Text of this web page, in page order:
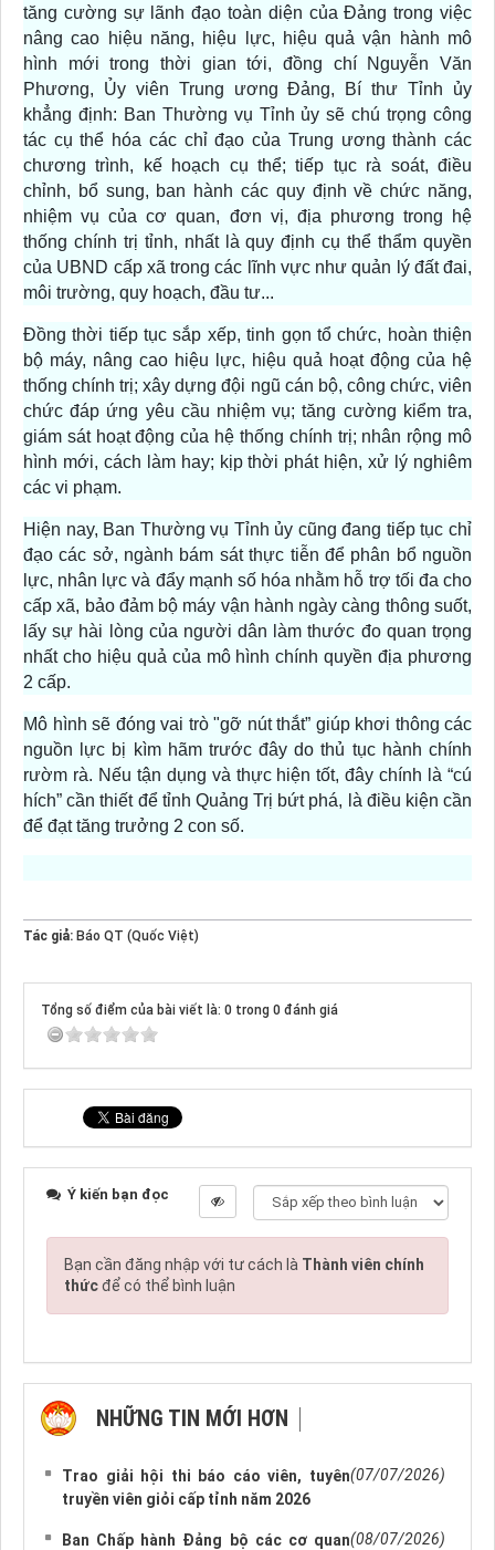
tăng cường sự lãnh đạo toàn diện của Đảng trong việc
nâng cao hiệu năng, hiệu lực, hiệu quả vận hành mô
hình mới trong thời gian tới, đồng chí Nguyễn Văn
Phương, Ủy viên Trung ương Đảng, Bí thư Tỉnh ủy
khẳng định: Ban Thường vụ Tỉnh ủy sẽ chú trọng công
tác cụ thể hóa các chỉ đạo của Trung ương thành các
chương trình, kế hoạch cụ thể; tiếp tục rà soát, điều
chỉnh, bổ sung, ban hành các quy định về chức năng,
nhiệm vụ của cơ quan, đơn vị, địa phương trong hệ
thống chính trị tỉnh, nhất là quy định cụ thể thẩm quyền
của UBND cấp xã trong các lĩnh vực như quản lý đất đai,
môi trường, quy hoạch, đầu tư...
Đồng thời tiếp tục sắp xếp, tinh gọn tổ chức, hoàn thiện
bộ máy, nâng cao hiệu lực, hiệu quả hoạt động của hệ
thống chính trị; xây dựng đội ngũ cán bộ, công chức, viên
chức đáp ứng yêu cầu nhiệm vụ; tăng cường kiểm tra,
giám sát hoạt động của hệ thống chính trị; nhân rộng mô
hình mới, cách làm hay; kịp thời phát hiện, xử lý nghiêm
các vi phạm.
Hiện nay, Ban Thường vụ Tỉnh ủy cũng đang tiếp tục chỉ
đạo các sở, ngành bám sát thực tiễn để phân bổ nguồn
lực, nhân lực và đẩy mạnh số hóa nhằm hỗ trợ tối đa cho
cấp xã, bảo đảm bộ máy vận hành ngày càng thông suốt,
lấy sự hài lòng của người dân làm thước đo quan trọng
nhất cho hiệu quả của mô hình chính quyền địa phương
2 cấp.
Mô hình sẽ đóng vai trò "gỡ nút thắt” giúp khơi thông các
nguồn lực bị kìm hãm trước đây do thủ tục hành chính
rườm rà. Nếu tận dụng và thực hiện tốt, đây chính là “cú
hích” cần thiết để tỉnh Quảng Trị bứt phá, là điều kiện cần
để đạt tăng trưởng 2 con số.
Tác giả: Báo QT (Quốc Việt)
Tổng số điểm của bài viết là: 0 trong 0 đánh giá
Ý kiến bạn đọc
Bạn cần đăng nhập với tư cách là Thành viên chính
thứcđể có thể bình luận
NHỮNG TIN MỚI HƠN
Trao giải hội thi báo cáo viên, tuyên
truyền viên giỏi cấp tỉnh năm 2026
(07/07/2026)
Ban Chấp hành Đảng bộ các cơ quan(08/07/2026)